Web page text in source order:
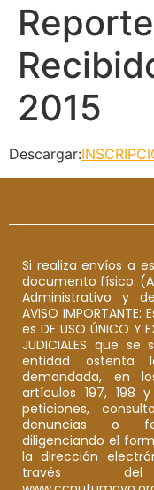
2015
Descargar:
Si realiza envíos a
documento físico.
Administrativo y
AVISO
es DE USO ÚNICO Y
JUDICIALES que
entidad ostenta
demandada, en
artículos 197, 198
peticiones,
denuncias o
diligenciando el
la dirección
través del